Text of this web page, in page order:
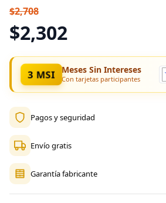
$2,708
$2,302
3 MSI Meses Sin Intereses
Con tarjetas participantes
Pagos y seguridad
Envío gratis
Garantía fabricante